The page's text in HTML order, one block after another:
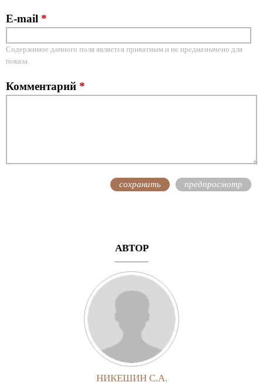
E-mail *
Содержимое данного поля является приватным и не предназначено для
показа.
Комментарий *
АВТОР
НИКЕШИН С.А.